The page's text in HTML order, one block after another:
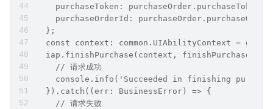
    purchaseToken: purchaseOrder.purchaseToken,
purchaseOrderId:
  };
const context: common.UIAbilityContext =
iap.finishPurchase(context,
    // 请求成功
console.info('Succeeded in finishing
  }).catch((err: BusinessError) => {
    // 请求失败